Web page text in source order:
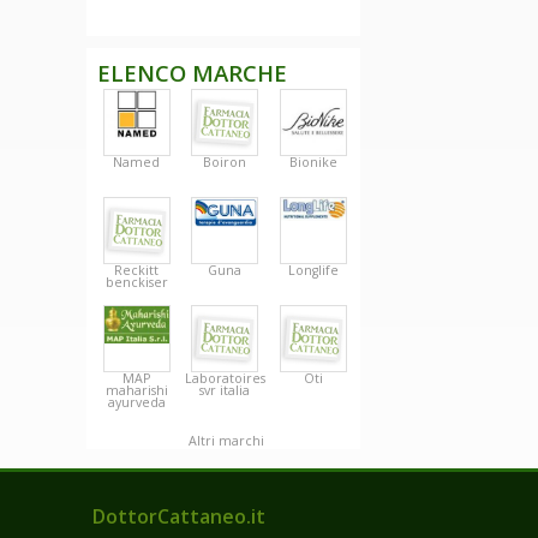
ELENCO MARCHE
Bionike
Boiron
Named
Longlife
Guna
Reckitt
benckiser
Oti
Laboratoires
svr italia
MAP
maharishi
ayurveda
Altri marchi
DottorCattaneo.it